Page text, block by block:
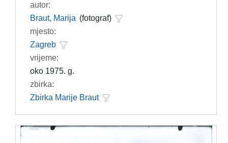
autor:
Braut, Marija (fotograf)
mjesto:
Zagreb
vrijeme:
oko 1975. g.
zbirka:
Zbirka Marije Braut